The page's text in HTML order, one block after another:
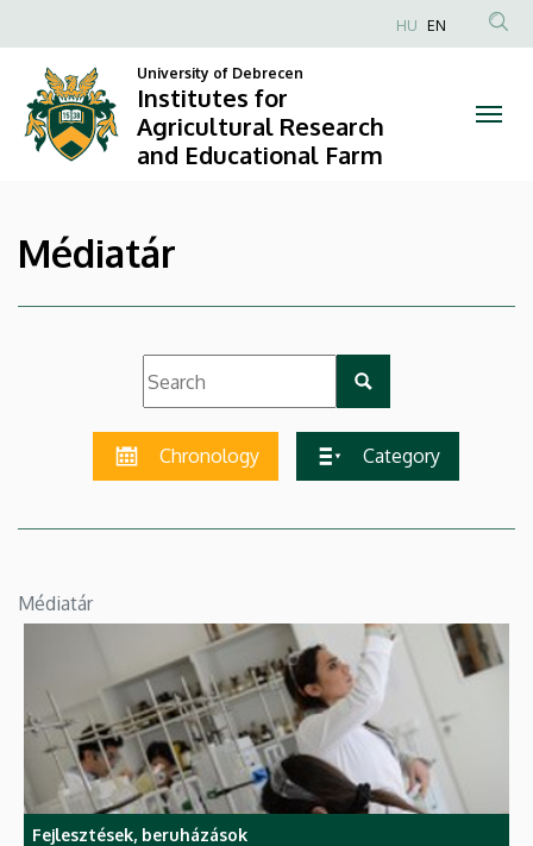
Institutes
for
Agricultural
and
Educational
to
content
Anonim
fiók
menüje
HU EN
University of Debrecen
Institutes for
Agricultural Research
and Educational Farm
Médiatár
Chronology Category
Médiatár
Fejlesztések, beruházások